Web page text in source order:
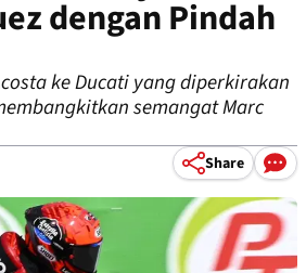
dengan Pindah
ke Ducati yang diperkirakan
semangat Marc
Share